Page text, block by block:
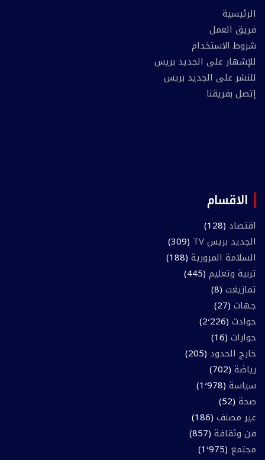
الرئيسية
فريق العمل
شروط الاستخدام
للإشهار على الجديد بريس
للنشر على الجديد بريس
إتصل بفريقنا
الاقسام
اقتصاد (128)
الجديد بريس TV
(309)
السلامة المرورية (188)
تربية وتعليم (445)
تمازيغت (8)
جهات (27)
حوادث (2٬226)
حوارات (16)
خارج الحدود (205)
رياضة (702)
سياسة (1٬978)
صحة (52)
غير مصنف (186)
فن وثقافة (857)
مجتمع (1٬975)